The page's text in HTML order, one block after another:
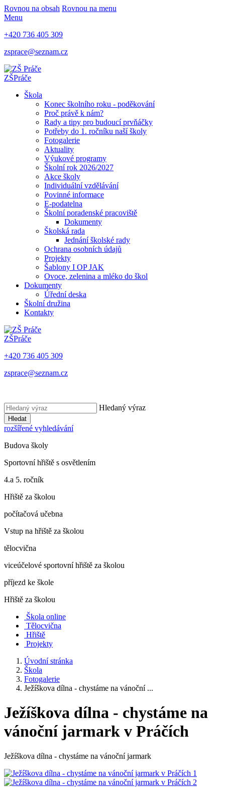
Rovnou na obsah Rovnou na menu
Menu
+420 736 405 309
zsprace@seznam.cz
ZŠPráče
Škola
Konec školního roku - poděkování
Proč právě k nám?
Rady a tipy pro budoucí prvňáčky
Potřeby do 1. ročníku naší školy
Fotogalerie
Aktuality
Výukové programy
Školní rok 2026/2027
Akce školy
Individuální vzdělávání
Povinné informace
E-podatelna
Školní poradenské pracoviště
Dokumenty
Školská rada
Jednání školské rady
Ochrana osobních údajů
Projekty
Šablony I OP JAK
Ovoce, zelenina a mléko do škol
Dokumenty
Úřední deska
Školní družina
Kontakty
ZŠPráče
+420 736 405 309
zsprace@seznam.cz
Hledaný výraz
Hledat
rozšířené vyhledávání
Budova školy
Sportovní hřiště s osvětlením
4.a 5. ročník
Hřiště za školou
počítačová učebna
Vstup na hřiště za školou
tělocvična
viceúčelové sportovní hřiště za školou
příjezd ke škole
Hřiště za školou
Škola online
Tělocvična
Hřiště
Projekty
Úvodní stránka
Škola
Fotogalerie
Ježíškova dílna - chystáme na vánoční ...
Ježíškova dílna - chystáme na
vánoční jarmark v Práčích
Ježíškova dílna - chystáme na vánoční jarmark